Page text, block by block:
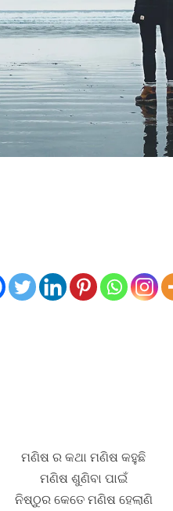
ମଣିଷ ର କଥା ମଣିଷ କହୁଛି
ମଣିଷ ଶୁଣିବା ପାଇଁ
ନିଷ୍ଠୁର କେତେ ମଣିଷ ହେଲାଣି